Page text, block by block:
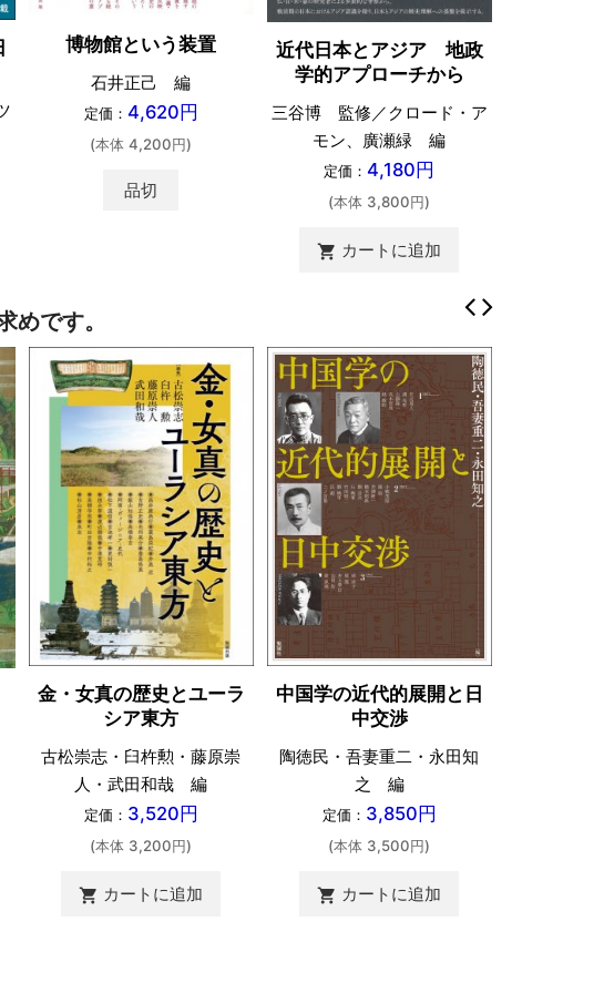
博物館という装置
石井正己 編
定価： 4,620円
(本体 4,200円)
品切
近代日本とアジア 地政
学的アプローチから
三谷博 監修／クロード・ア
モン、廣瀬緑 編
定価： 4,180円
(本体 3,800円)
shopping_cart カートに追加
めです。
金・女真の歴史とユーラ
シア東方
古松崇志・臼杵勲・藤原崇
人・武田和哉 編
定価： 3,520円
(本体 3,200円)
shopping_cart カートに追加
中国学の近代的展開と日
中交渉
陶徳民・吾妻重二・永田知
之 編
定価： 3,850円
(本体 3,500円)
shopping_cart カートに追加